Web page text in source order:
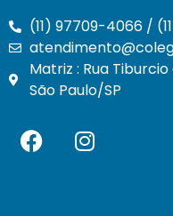
(11) 97709-4066 /
Matriz : Rua
São Paulo/SP